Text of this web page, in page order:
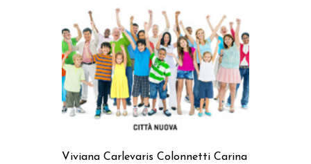
Viviana Carlevaris Colonnetti Carina